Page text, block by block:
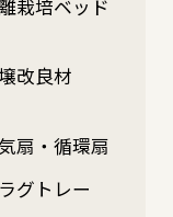
栽培ベッド
改良材
扇・循環扇
グトレー